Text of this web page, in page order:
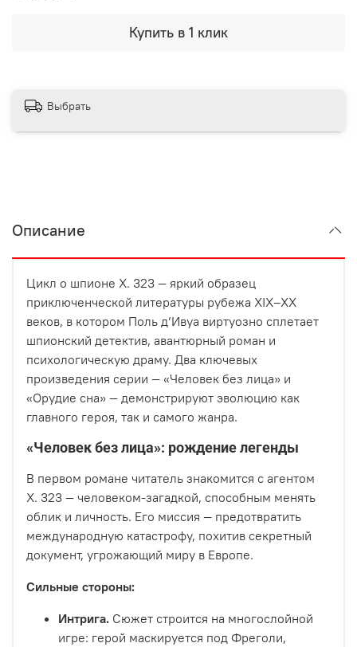
Купить в 1 клик
Выбрать
Описание
Цикл о шпионе Х. 323 — яркий образец
приключенческой литературы рубежа XIX–XX
веков, в котором Поль д’Ивуа виртуозно сплетает
шпионский детектив, авантюрный роман и
психологическую драму. Два ключевых
произведения серии — «Человек без лица» и
«Орудие сна» — демонстрируют эволюцию как
главного героя, так и самого жанра.
«Человек без лица»: рождение легенды
В первом романе читатель знакомится с агентом
Х. 323 — человеком-загадкой, способным менять
облик и личность. Его миссия — предотвратить
международную катастрофу, похитив секретный
документ, угрожающий миру в Европе.
Сильные стороны:
Интрига. Сюжет строится на многослойной
игре: герой маскируется под Фреголи,